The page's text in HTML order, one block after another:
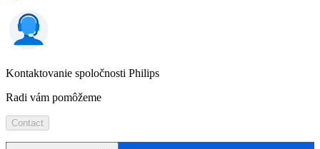
Kontaktovanie spoločnosti Philips
Radi vám pomôžeme
Contact